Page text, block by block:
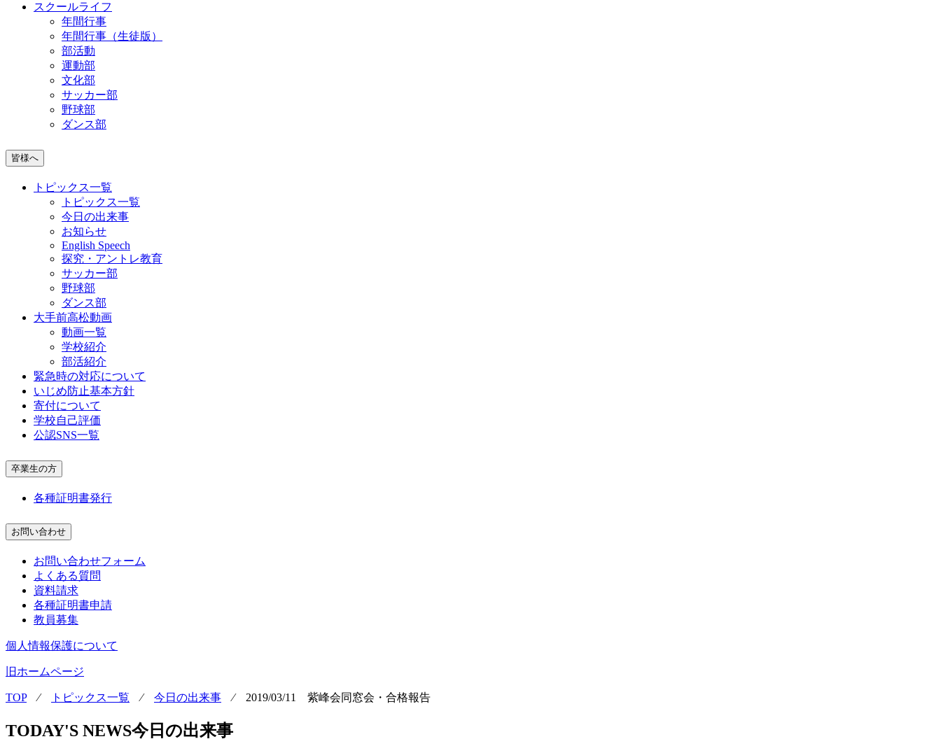
スクールライフ
年間行事
年間行事（生徒版）
部活動
運動部
文化部
サッカー部
野球部
ダンス部
皆様へ
トピックス一覧
トピックス一覧
今日の出来事
お知らせ
English Speech
探究・アントレ教育
サッカー部
野球部
ダンス部
大手前高松動画
動画一覧
学校紹介
部活紹介
緊急時の対応について
いじめ防止基本方針
寄付について
学校自己評価
公認SNS一覧
卒業生の方
各種証明書発行
お問い合わせ
お問い合わせフォーム
よくある質問
資料請求
各種証明書申請
教員募集
個人情報保護について
旧ホームページ
TOP⁄ トピックス一覧 ⁄ 今日の出来事 ⁄ 2019/03/11 紫峰会同窓会・合格報告
TODAY'S NEWS今日の出来事